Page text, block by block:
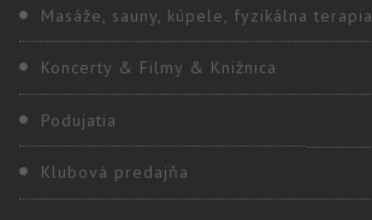
Masáže, sauny, kúpele, fyzikálna terapia
Koncerty & Filmy & Knižnica
Podujatia
Klubová predajňa